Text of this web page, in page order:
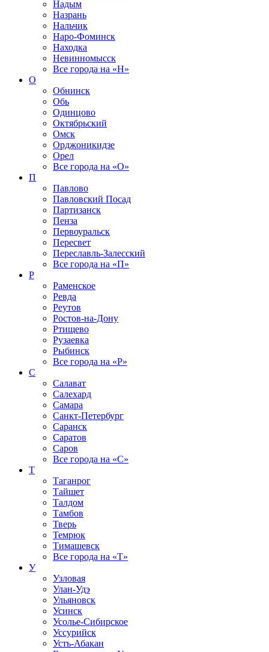
Надым
Назрань
Нальчик
Наро-Фоминск
Находка
Невинномысск
Все города на «Н»
О
Обнинск
Обь
Одинцово
Октябрьский
Омск
Орджоникидзе
Орел
Все города на «О»
П
Павлово
Павловский Посад
Партизанск
Пенза
Первоуральск
Пересвет
Переславль-Залесский
Все города на «П»
Р
Раменское
Ревда
Реутов
Ростов-на-Дону
Ртищево
Рузаевка
Рыбинск
Все города на «Р»
С
Салават
Салехард
Самара
Санкт-Петербург
Саранск
Саратов
Саров
Все города на «С»
Т
Таганрог
Тайшет
Талдом
Тамбов
Тверь
Темрюк
Тимашевск
Все города на «Т»
У
Узловая
Улан-Удэ
Ульяновск
Усинск
Усолье-Сибирское
Уссурийск
Усть-Абакан